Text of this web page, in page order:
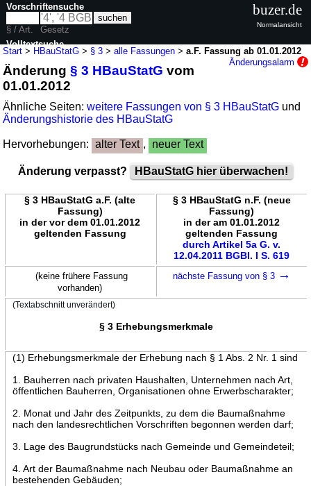
Start > HBauStatG > § 3 >alle Fassungen >a.F. Fassung ab 01.01.2012
Änderungsalarm
Änderung§ 3 HBauStatG vom
01.01.2012
Ähnliche Seiten:weitere Fassungen von § 3 HBauStatG und
Änderungshistorie des HBauStatG
Hervorhebungen: alter Text , neuer Text
Änderung verpasst? HBauStatG hier überwachen!
§ 3 HBauStatG a.F. (alte
Fassung)
in der vor dem 01.01.2012
geltenden Fassung
§ 3 HBauStatG n.F. (neue
Fassung)
in der am 01.01.2012
geltenden Fassung
durch Artikel 5a G. v.
12.04.2011 BGBl. I S. 619
(keine frühere Fassung
vorhanden)
nächste Fassung von § 3 →
(Textabschnitt unverändert)
§ 3 Erhebungsmerkmale
(1) Erhebungsmerkmale der Erhebung nach § 1 Abs. 2 Nr. 1 sind
1. Bauherren nach privaten Haushalten, Unternehmen nach Art,
öffentlichen Bauherren, Organisationen ohne Erwerbscharakter;
2. Monat und Jahr des Zeitpunkts, zu dem die Baumaßnahme
nach den landesrechtlichen Vorschriften begonnen werden darf;
3. Lage des Baugrundstücks nach Gemeinde und Gemeindeteil;
4. Art der Baumaßnahme nach Neubau oder Baumaßnahme an
bestehenden Gebäuden;
Vorschriftensuche
§ / Art.
Gesetz
Volltextsuche
nur in HBauStatG
buzer.de
Normalansicht